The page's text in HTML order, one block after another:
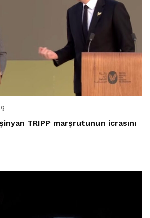
TRIPP marşrutunun icrasını